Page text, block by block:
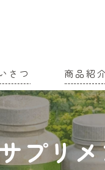
さつ 商品紹
プリ